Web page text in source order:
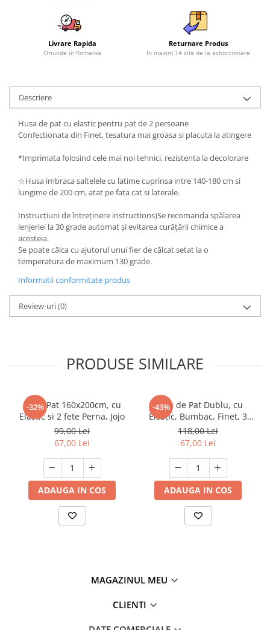
Livrare Rapida
Oriunde in Romania
Returnare Produs
In maxim 14 zile de la achizitionare
Descriere
Husa de pat cu elastic pentru pat de 2 persoane
Confectionata din Finet, tesatura mai groasa si placuta la atingere
*Imprimata folosind cele mai noi tehnici, rezistenta la decolorare
☆Husa imbraca saltelele cu latime cuprinsa intre 140-180 cm si
lungime de 200 cm, atat pe fata cat si laterale.
Instrucțiuni de întreținere instructions)Se recomanda spălarea
lenjeriei la 30 grade automat și evitarea curățării chimice a
acesteia.
Se poate călca cu ajutorul unui fier de călcat setat la o
temperatura de maximum 130 grade.
Informatii conformitate produs
Review-uri(0)
PRODUSE SIMILARE
-32%
Husa Pat 160x200cm, cu
Elastic si 2 fete Perna, Jojo
99,00 Lei
67,00 Lei
ADAUGA IN COS
-43%
Husa de Pat Dublu, cu
Elastic, Bumbac, Finet, 3
Piese, Imprimeu Pisicute
118,00 Lei
67,00 Lei
ADAUGA IN COS
MAGAZINUL MEU
CLIENTI